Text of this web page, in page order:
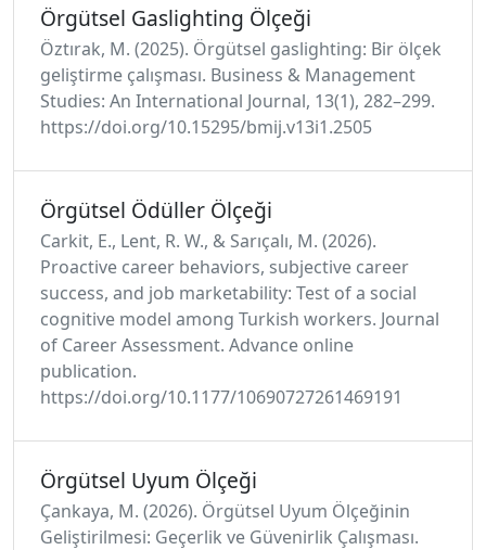
Örgütsel Gaslighting Ölçeği
Öztırak, M. (2025). Örgütsel gaslighting: Bir ölçek
geliştirme çalışması. Business & Management
Studies: An International Journal, 13(1), 282–299.
https://doi.org/10.15295/bmij.v13i1.2505
Örgütsel Ödüller Ölçeği
Carkit, E., Lent, R. W., & Sarıçalı, M. (2026).
Proactive career behaviors, subjective career
success, and job marketability: Test of a social
cognitive model among Turkish workers. Journal
of Career Assessment. Advance online
publication.
https://doi.org/10.1177/10690727261469191
Örgütsel Uyum Ölçeği
Çankaya, M. (2026). Örgütsel Uyum Ölçeğinin
Geliştirilmesi: Geçerlik ve Güvenirlik Çalışması.